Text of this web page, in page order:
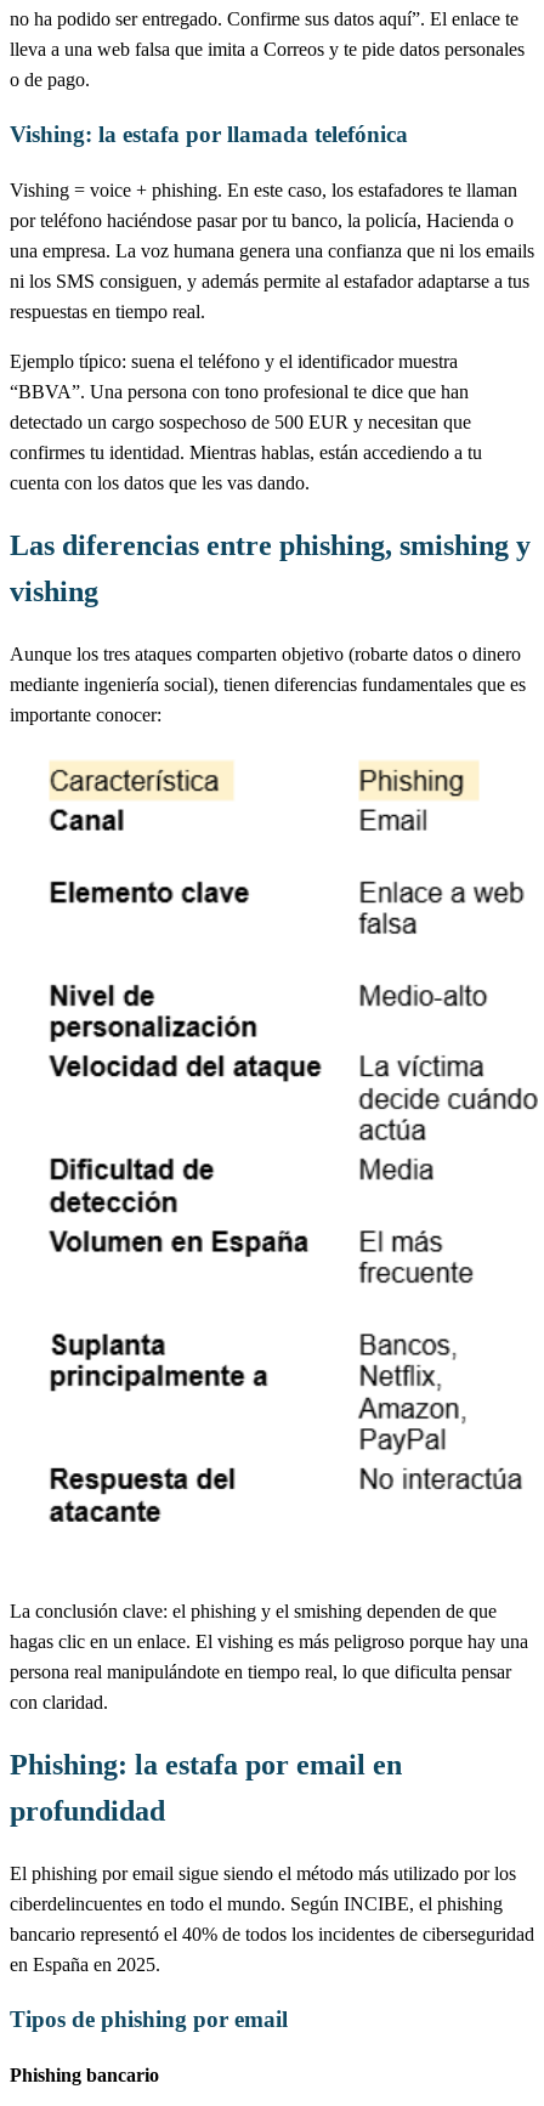
no ha podido ser entregado. Confirme sus datos aquí”. El enlace te
lleva a una web falsa que imita a Correos y te pide datos personales
o de pago.
Vishing: la estafa por llamada telefónica
Vishing = voice + phishing. En este caso, los estafadores te llaman
por teléfono haciéndose pasar por tu banco, la policía, Hacienda o
una empresa. La voz humana genera una confianza que ni los emails
ni los SMS consiguen, y además permite al estafador adaptarse a tus
respuestas en tiempo real.
Ejemplo típico: suena el teléfono y el identificador muestra
“BBVA”. Una persona con tono profesional te dice que han
detectado un cargo sospechoso de 500 EUR y necesitan que
confirmes tu identidad. Mientras hablas, están accediendo a tu
cuenta con los datos que les vas dando.
Las diferencias entre phishing, smishing y
vishing
Aunque los tres ataques comparten objetivo (robarte datos o dinero
mediante ingeniería social), tienen diferencias fundamentales que es
importante conocer:
La conclusión clave: el phishing y el smishing dependen de que
hagas clic en un enlace. El vishing es más peligroso porque hay una
persona real manipulándote en tiempo real, lo que dificulta pensar
con claridad.
Phishing: la estafa por email en
profundidad
El phishing por email sigue siendo el método más utilizado por los
ciberdelincuentes en todo el mundo. Según INCIBE, el phishing
bancario representó el 40% de todos los incidentes de ciberseguridad
en España en 2025.
Tipos de phishing por email
Phishing bancario